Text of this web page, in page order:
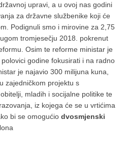
upravi, a u ovoj nas godini
za državne službenike koji će
Podignuli smo i mirovine za 2,75
tromjesečju 2018. pokrenut
Osim te reforme ministar je
godine fokusirati i na radno
je najavio 300 milijuna kuna,
zajedničkom projektu s
mladih i socijalne politike te
iz kojega će se u vrtićima
bi se omogućiodvosmjenski